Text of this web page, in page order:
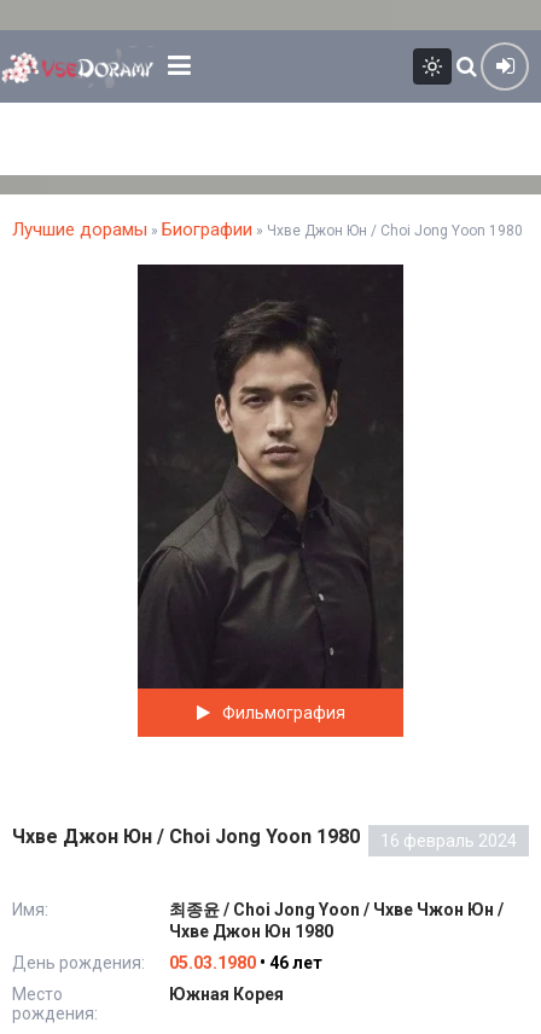
Лучшие дорамы » Биографии » Чхве Джон Юн / Choi Jong Yoon 1980
Фильмография
Чхве Джон Юн / Choi Jong Yoon 1980 16 февраль 2024
Имя:
최종윤 / Choi Jong Yoon / Чхве Чжон Юн /
Чхве Джон Юн 1980
День рождения:
05.03.1980 • 46 лет
Место
рождения:
Южная Корея